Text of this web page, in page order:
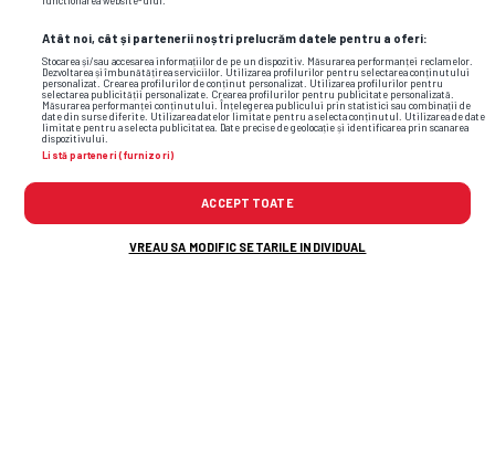
Foto7/44: Ella Buffin, noua iubită a lui Mickey Van de Ven. Foto:
Instagram
Atât noi, cât și partenerii noștri prelucrăm datele pentru a oferi:
Stocarea și/sau accesarea informațiilor de pe un dispozitiv. Măsurarea performanței reclamelor.
Dezvoltarea și îmbunătățirea serviciilor. Utilizarea profilurilor pentru selectarea conținutului
personalizat. Crearea profilurilor de conținut personalizat. Utilizarea profilurilor pentru
selectarea publicității personalizate. Crearea profilurilor pentru publicitate personalizată.
Măsurarea performanței conținutului. Înțelegerea publicului prin statistici sau combinații de
date din surse diferite. Utilizarea datelor limitate pentru a selecta conținutul. Utilizarea de date
limitate pentru a selecta publicitatea. Date precise de geolocație și identificarea prin scanarea
dispozitivului.
Listă parteneri (furnizori)
ACCEPT TOATE
VREAU SA MODIFIC SETARILE INDIVIDUAL